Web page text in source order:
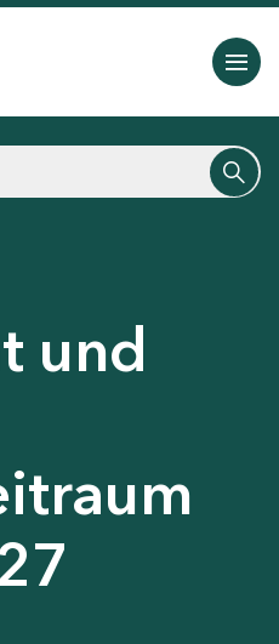
und